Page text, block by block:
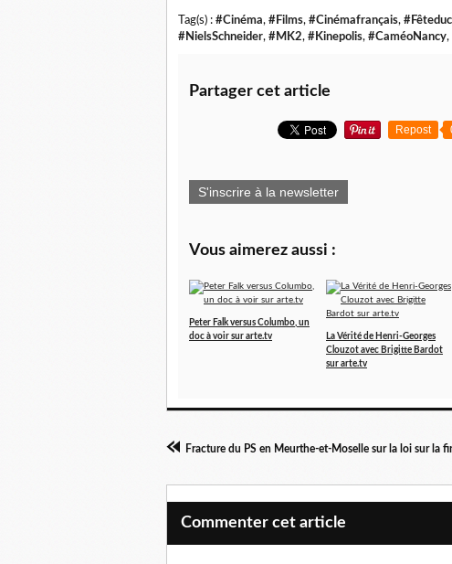
Tag(s) : #Cinéma, #Films, #Cinémafrançais,
#NielsSchneider, #MK2, #Kinepolis, #CaméoNancy,
Partager cet article
Repost
S'inscrire à la newsletter
Vous aimerez aussi :
Peter Falk versus Columbo, un
doc à voir sur arte.tv
La Vérité de Henri-Georges
Clouzot avec Brigitte Bardot
sur arte.tv
Commenter cet article